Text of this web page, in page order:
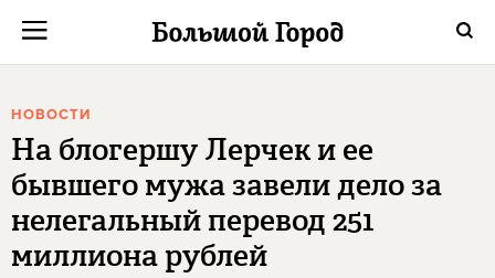
НОВОСТИ
На блогершу Лерчек и ее
бывшего мужа завели дело за
нелегальный перевод 251
миллиона рублей